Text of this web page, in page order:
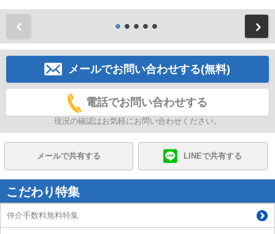
メールでお問い合わせする(無料)
電話でお問い合わせする
現況の確認はお気軽にお問い合わせください。
メールで共有する LINEで共有する
こだわり特集
仲介手数料無料特集